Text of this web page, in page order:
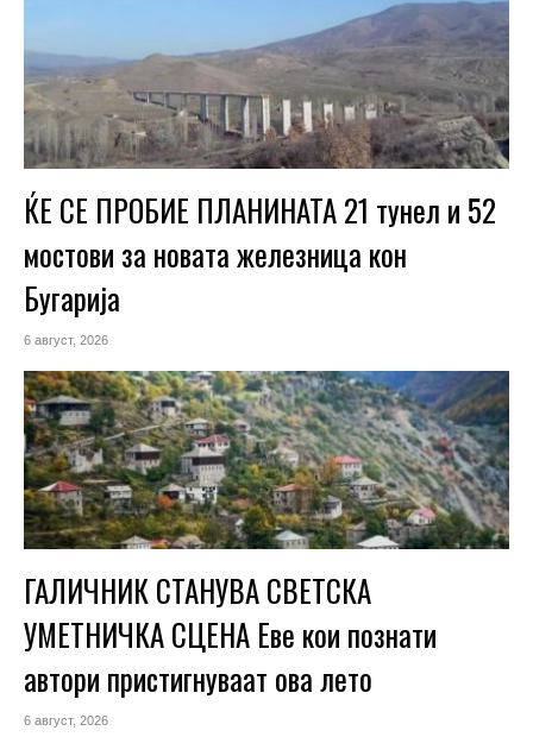
ЌЕ СЕ ПРОБИЕ ПЛАНИНАТА 21 тунел и 52
мостови за новата железница кон
Бугарија
6 август, 2026
ГАЛИЧНИК СТАНУВА СВЕТСКА
УМЕТНИЧКА СЦЕНА Еве кои познати
автори пристигнуваат ова лето
6 август, 2026